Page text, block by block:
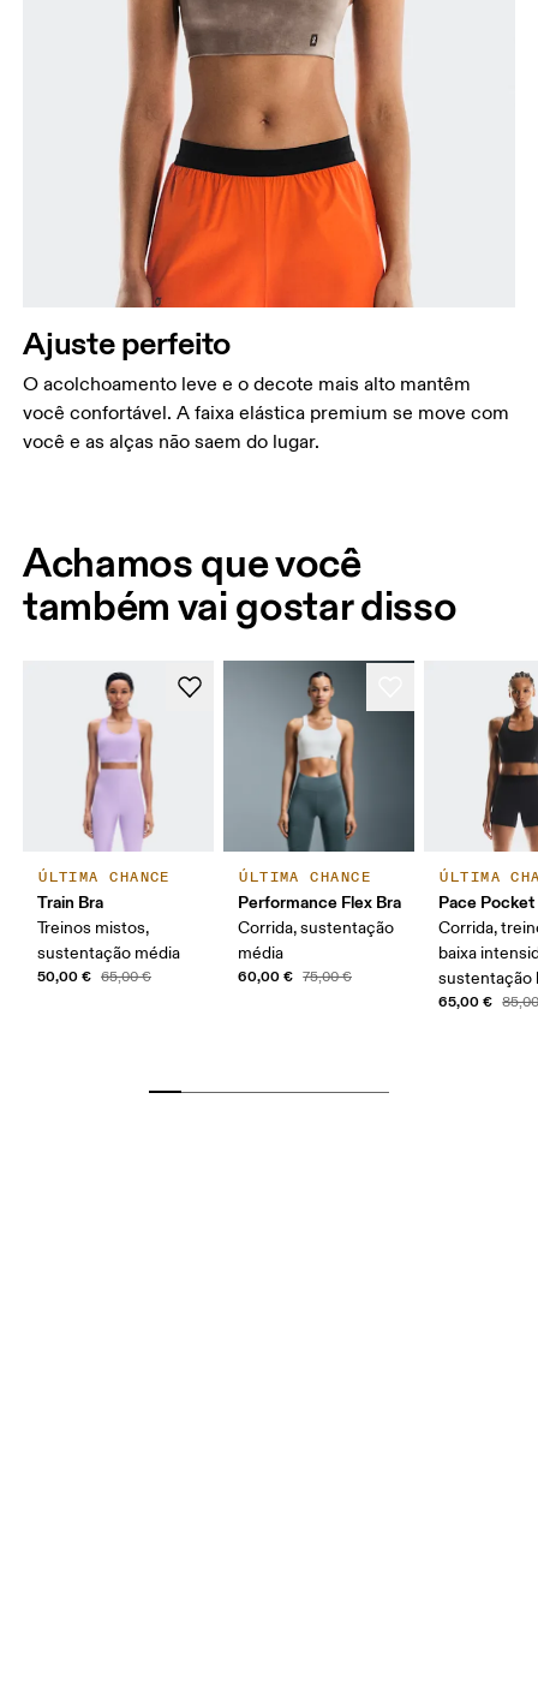
Ajuste perfeito
O acolchoamento leve e o decote mais alto mantêm
você confortável. A faixa elástica premium se move com
você e as alças não saem do lugar.
Achamos que você
também vai gostar disso
ÚLTIMA CHANCE
Train Bra
Treinos mistos,
sustentação média
50,00 € 65,00 €
ÚLTIMA CHANCE
Performance Flex Bra
Corrida, sustentação
média
60,00 € 75,00 €
ÚLTIMA
Pace Pocket
Corrida,
baixa
sustentação
65,00 €